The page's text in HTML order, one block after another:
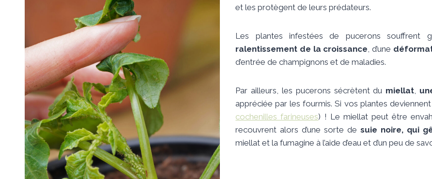
et les protègent de leurs prédateurs.
Les plantes infestées de pucerons souffrent
ralentissement de la croissance, d’une
d’entrée de champignons et de maladies.
Par ailleurs, les pucerons sécrètent du miellat,
appréciée par les fourmis. Si vos plantes
cochenilles farineuses) ! Le miellat peut être
recouvrent alors d’une sorte de suie noire, qui
miellat et la fumagine à l’aide d’eau et d’un peu de